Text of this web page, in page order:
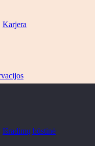
Karjera
Išradimų būstinė